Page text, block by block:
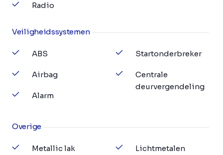
Radio
Veiligheidssystemen
ABS
Airbag
Alarm
Startonderbreker
Centrale
deurvergendeling
Overige
Metallic lak
Lichtmetalen